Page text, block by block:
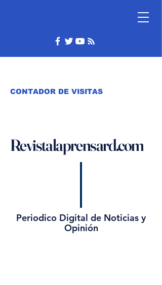
CONTADOR DE VISITAS
Revistalaprensard.com
Periodico Digital de Noticias y
Opinión